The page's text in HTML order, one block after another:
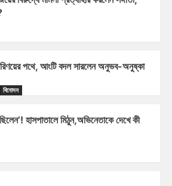
পথে, আংটি বদল সারলেন অনুভব-অনুষ্কা
বিনোদন
হাসপাতালে মিঠুন,অভিনেতাকে দেখে কী